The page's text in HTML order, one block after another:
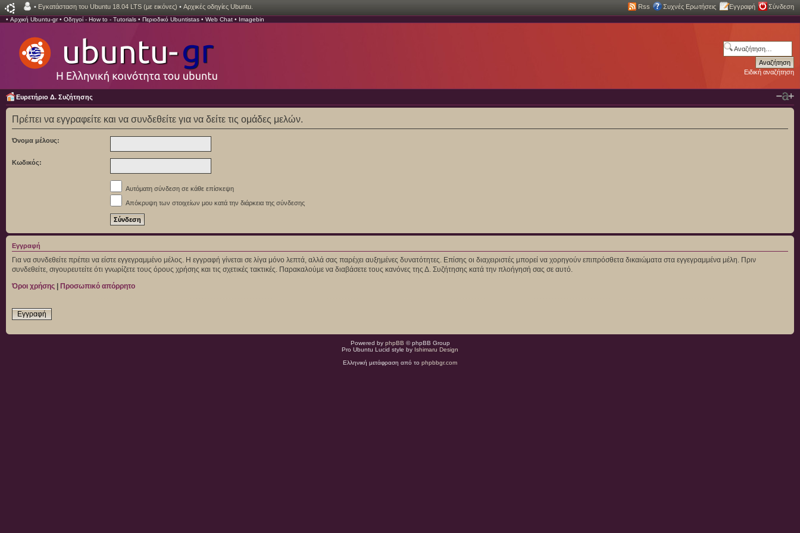
• Εγκατάσταση του Ubuntu 18.04 LTS (με εικόνες) • Αρχικές οδηγίες Ubuntu. Rss Συχνές Ερωτήσεις Εγγραφή Σύνδεση
• Αρχική Ubuntu-gr• Οδηγοί - How to - Tutorials • Περιοδικό Ubuntistas • Web Chat • Imagebin
Ειδική αναζήτηση
Ευρετήριο Δ. Συζήτησης
Πρέπει να εγγραφείτε και να συνδεθείτε για να δείτε τις ομάδες μελών.
Όνομα μέλους:
Κωδικός:
Αυτόματη σύνδεση σε κάθε επίσκεψη
Απόκρυψη των στοιχείων μου κατά την διάρκεια της σύνδεσης
Εγγραφή
Για να συνδεθείτε πρέπει να είστε εγγεγραμμένο μέλος. Η εγγραφή γίνεται σε λίγα μόνο λεπτά, αλλά σας παρέχει αυξημένες δυνατότητες. Επίσης οι διαχειριστές μπορεί να χορηγούν επιπρόσθετα δικαιώματα στα εγγεγραμμένα μέλη. Πριν
συνδεθείτε, σιγουρευτείτε ότι γνωρίζετε τους όρους χρήσης και τις σχετικές τακτικές. Παρακαλούμε να διαβάσετε τους κανόνες της Δ. Συζήτησης κατά την πλοήγησή σας σε αυτό.
Όροι χρήσης | Προσωπικό απόρρητο
Εγγραφή
Powered by phpBB © phpBB Group
Pro Ubuntu Lucid style by Ishimaru Design
Ελληνική μετάφραση από το phpbbgr.com